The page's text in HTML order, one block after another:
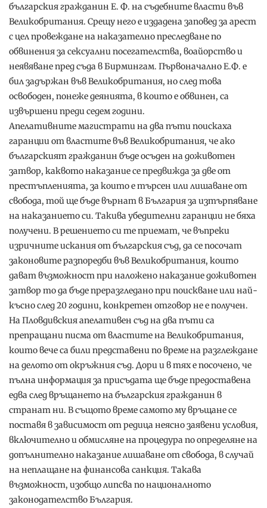
българския гражданин Е. Ф. на съдебните власти във
Великобритания. Срещу него е издадена заповед за арест
с цел провеждане на наказателно преследване по
обвинения за сексуални посегателства, воайорство и
неявяване пред съда в Бирмингам. Първоначално Е.Ф. е
бил задържан във Великобритания, но след това
освободен, понеже деянията, в които е обвинен, са
извършени преди седем години.
Апелативните магистрати на два пъти поискаха
гаранции от властите във Великобритания, че ако
българският гражданин бъде осъден на доживотен
затвор, каквото наказание се предвижда за две от
престъпленията, за които е търсен или лишаване от
свобода, той ще бъде върнат в България за изтърпяване
на наказанието си. Такива убедителни гаранции не бяха
получени. В решението си те приемат, че въпреки
изричните искания от българския съд, да се посочат
законовите разпоредби във Великобритания, които
дават възможност при наложено наказание доживотен
затвор то да бъде преразгледано при поискване или най-
късно след 20 години, конкретен отговор не е получен.
На Пловдивския апелативен съд на два пъти са
препращани писма от властите на Великобритания,
които вече са били представени по време на разглеждане
на делото от окръжния съд. Дори и в тях е посочено, че
пълна информация за присъдата ще бъде предоставена
едва след връщането на българския гражданин в
странат ни. В същото време самото му връщане се
поставя в зависимост от редица неясно заявени условия,
включително и обмисляне на процедура по определяне на
допълнително наказание лишаване от свобода, в случай
на неплащане на финансова санкция. Такава
възможност, изобщо липсва по националното
законодателство България.